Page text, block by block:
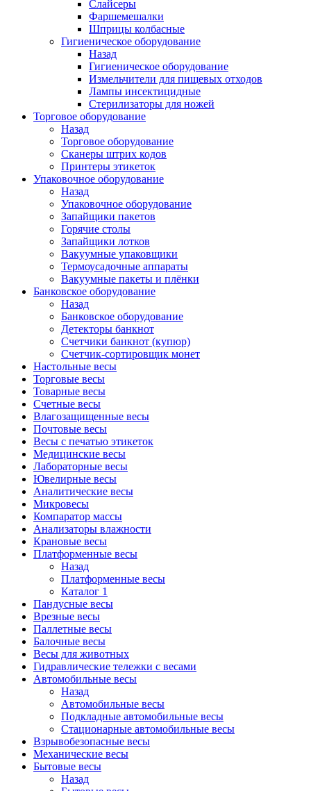
Слайсеры
Фаршемешалки
Шприцы колбасные
Гигиеническое оборудование
Назад
Гигиеническое оборудование
Измельчители для пищевых отходов
Лампы инсектицидные
Стерилизаторы для ножей
Торговое оборудование
Назад
Торговое оборудование
Сканеры штрих кодов
Принтеры этикеток
Упаковочное оборудование
Назад
Упаковочное оборудование
Запайщики пакетов
Горячие столы
Запайщики лотков
Вакуумные упаковщики
Термоусадочные аппараты
Вакуумные пакеты и плёнки
Банковское оборудование
Назад
Банковское оборудование
Детекторы банкнот
Cчетчики банкнот (купюр)
Счетчик-сортировщик монет
Настольные весы
Торговые весы
Товарные весы
Счетные весы
Влагозащищенные весы
Почтовые весы
Весы с печатью этикеток
Медицинские весы
Лабораторные весы
Ювелирные весы
Аналитические весы
Микровесы
Компаратор массы
Анализаторы влажности
Крановые весы
Платформенные весы
Назад
Платформенные весы
Каталог 1
Пандусные весы
Врезные весы
Паллетные весы
Балочные весы
Весы для животных
Гидравлические тележки с весами
Автомобильные весы
Назад
Автомобильные весы
Подкладные автомобильные весы
Стационарные автомобильные весы
Взрывобезопасные весы
Механические весы
Бытовые весы
Назад